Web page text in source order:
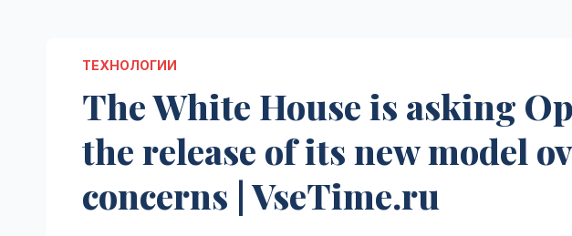
ТЕХНОЛОГИИ
The White House is asking
the release of its new model
concerns | VseTime.ru